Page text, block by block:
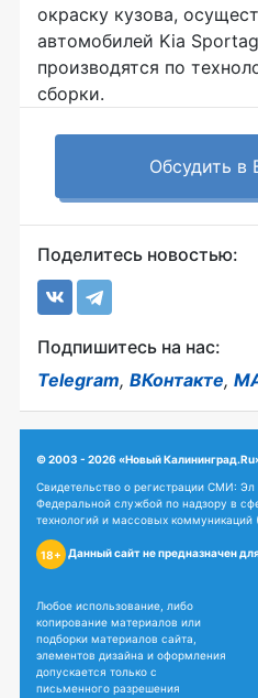
окраску кузова,
автомобилей Kia
производятся по
сборки.
Обсудить в
Поделитесь новостью:
Подпишитесь на нас:
Telegram, ВКонтакте,
© 2003 - 2026 «Новый
Свидетельство о регистрации СМИ:
Федеральной службой по надзору в
технологий и массовых коммуникаций
18+ Данный сайт не предназначен
Любое использование, либо
копирование материалов или
подборки материалов сайта,
элементов дизайна и оформления
допускается только с
письменного разрешения